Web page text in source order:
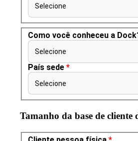
Selecione
Como você conheceu a
Selecione
País sede *
Selecione
Tamanho da base de cliente